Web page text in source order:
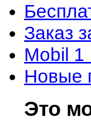
Заказ
Mobil 1
Новые
Это